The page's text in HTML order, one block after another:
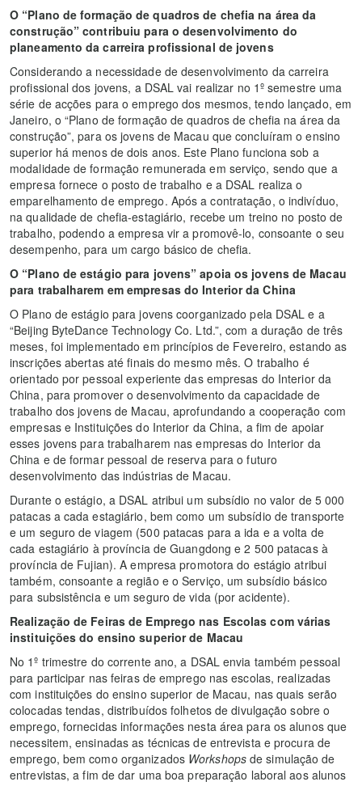
O “Plano de formação de quadros de chefia na área da
construção” contribuiu para o desenvolvimento do
planeamento da carreira profissional de jovens
Considerando a necessidade de desenvolvimento da carreira
profissional dos jovens, a DSAL vai realizar no 1º semestre uma
série de acções para o emprego dos mesmos, tendo lançado, em
Janeiro, o “Plano de formação de quadros de chefia na área da
construção”, para os jovens de Macau que concluíram o ensino
superior há menos de dois anos. Este Plano funciona sob a
modalidade de formação remunerada em serviço, sendo que a
empresa fornece o posto de trabalho e a DSAL realiza o
emparelhamento de emprego. Após a contratação, o indivíduo,
na qualidade de chefia-estagiário, recebe um treino no posto de
trabalho, podendo a empresa vir a promovê-lo, consoante o seu
desempenho, para um cargo básico de chefia.
O “Plano de estágio para jovens” apoia os jovens de Macau
para trabalharem em empresas do Interior da China
O Plano de estágio para jovens coorganizado pela DSAL e a
“Beijing ByteDance Technology Co. Ltd.”, com a duração de três
meses, foi implementado em princípios de Fevereiro, estando as
inscrições abertas até finais do mesmo mês. O trabalho é
orientado por pessoal experiente das empresas do Interior da
China, para promover o desenvolvimento da capacidade de
trabalho dos jovens de Macau, aprofundando a cooperação com
empresas e Instituições do Interior da China, a fim de apoiar
esses jovens para trabalharem nas empresas do Interior da
China e de formar pessoal de reserva para o futuro
desenvolvimento das indústrias de Macau.
Durante o estágio, a DSAL atribui um subsídio no valor de 5 000
patacas a cada estagiário, bem como um subsídio de transporte
e um seguro de viagem (500 patacas para a ida e a volta de
cada estagiário à província de Guangdong e 2 500 patacas à
província de Fujian). A empresa promotora do estágio atribui
também, consoante a região e o Serviço, um subsídio básico
para subsistência e um seguro de vida (por acidente).
Realização de Feiras de Emprego nas Escolas com várias
instituições do ensino superior de Macau
No 1º trimestre do corrente ano, a DSAL envia também pessoal
para participar nas feiras de emprego nas escolas, realizadas
com instituições do ensino superior de Macau, nas quais serão
colocadas tendas, distribuídos folhetos de divulgação sobre o
emprego, fornecidas informações nesta área para os alunos que
necessitem, ensinadas as técnicas de entrevista e procura de
emprego, bem como organizados Workshopsde simulação de
entrevistas, a fim de dar uma boa preparação laboral aos alunos